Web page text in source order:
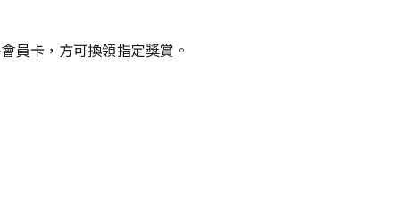
員卡，方可換領指定獎賞。